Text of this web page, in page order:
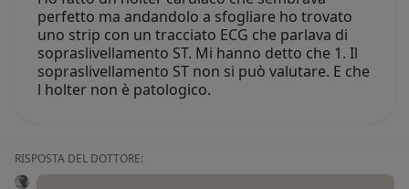
perfetto ma andandolo a sfogliare ho trovato
uno strip con un tracciato ECG che parlava di
sopraslivellamento ST. Mi hanno detto che 1. Il
sopraslivellamento ST non si può valutare. E che
l holter non è patologico.
RISPOSTA DEL DOTTORE: